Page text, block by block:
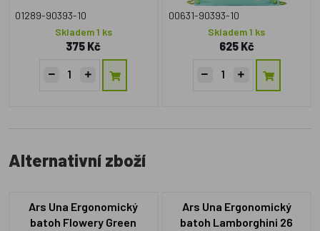
01289-90393-10
Skladem 1 ks
375 Kč
00631-90393-10
Skladem 1 ks
625 Kč
Alternativní zboží
Ars Una Ergonomický
batoh Flowery Green
Ars Una Ergonomický
batoh Lamborghini 26